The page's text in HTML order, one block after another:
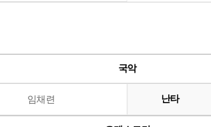
국악
임채련 난타